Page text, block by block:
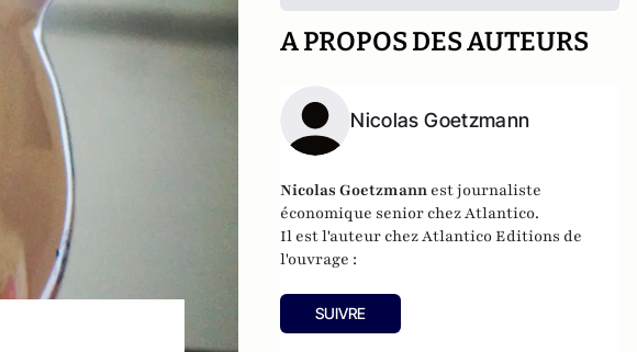
A PROPOS DES AUTEURS
Nicolas Goetzmann
NicolasGoetzmann est journaliste
économique senior chez Atlantico.
Il est l'auteur chezAtlantico Editions de
l'ouvrage :
SUIVRE